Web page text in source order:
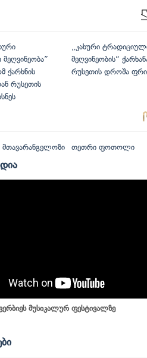
ქარხნის
რუსეთის
„კახური
მეღვინეობის“
რუსეთის დროშა
მთავარანგელოზი თეთრი ფოთოლი
მუსიკალურ ფესტივალზე